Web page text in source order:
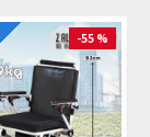
-55 %